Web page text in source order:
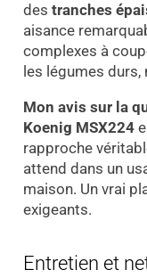
des tranches
aisance
complexes à
les légumes
Mon avis sur la
Koenig MSX224
rapproche
attend dans un
maison. Un vrai
exigeants.
Entretien et